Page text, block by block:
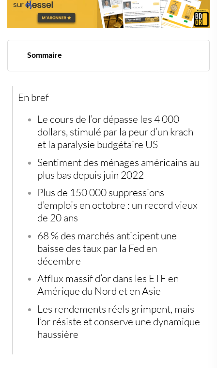
Sommaire
Rendements stables, inflation attendue, or soutenu
En période de chaos monétaire, les actifs tangibles
reprennent la main
En bref
Le cours de l’ordépasse les 4 000
dollars, stimulé par la peur d’un krach
et la paralysie budgétaire US
Sentiment des ménages américains au
plus bas depuis juin 2022
Plus de 150 000 suppressions
d’emplois en octobre : un record vieux
de 20 ans
68 % des marchés anticipent une
baisse des taux par la Fed en
décembre
Afflux massif d’or dans les ETF en
Amérique du Nord et en Asie
Les rendements réels grimpent, mais
l’or résiste et conserve une dynamique
haussière